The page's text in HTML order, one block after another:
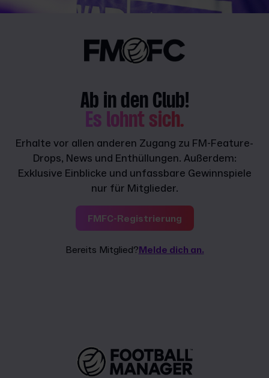
Ab in den Club!
Es lohnt sich.
Erhalte vor allen anderen Zugang zu FM-Feature-
Drops, News und Enthüllungen. Außerdem:
Exklusive Einblicke und unfassbare Gewinnspiele
nur für Mitglieder.
FMFC-Registrierung
Bereits Mitglied?Melde dich an.